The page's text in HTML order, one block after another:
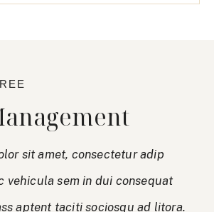
sit amet, consectetur adip
vehicula sem in dui consequat
aptent taciti sociosqu ad litora.